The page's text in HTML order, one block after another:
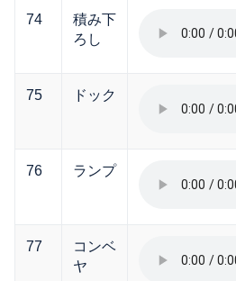
74
積み下
ろし
75 ドック
76 ランプ
77
コンベ
ヤ